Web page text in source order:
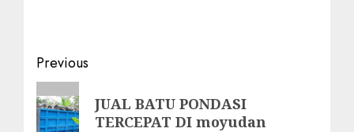
Post
navigation
Previous
Previous
post:
JUAL BATU PONDASI
TERCEPAT DI moyudan